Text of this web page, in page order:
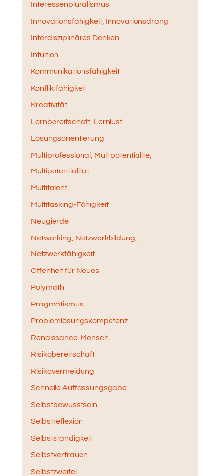
Interessenpluralismus
Innovationsfähigkeit, Innovationsdrang
Interdisziplinäres Denken
Intuition
Kommunikationsfähigkeit
Konfliktfähigkeit
Kreativität
Lernbereitschaft, Lernlust
Lösungsorientierung
Multiprofessional, Multipotentialite,
Multipotentialität
Multitalent
Multitasking-Fähigkeit
Neugierde
Networking, Netzwerkbildung,
Netzwerkfähigkeit
Offenheit für Neues
Polymath
Pragmatismus
Problemlösungskompetenz
Renaissance-Mensch
Risikobereitschaft
Risikovermeidung
Schnelle Auffassungsgabe
Selbstbewusstsein
Selbstreflexion
Selbstständigkeit
Selbstvertrauen
Selbstzweifel